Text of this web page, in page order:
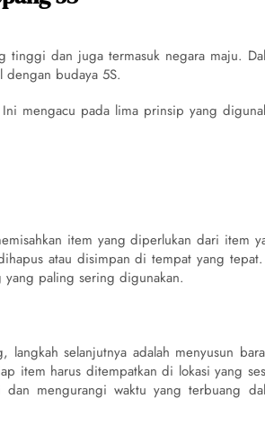
tinggi dan juga termasuk negara maju.
budaya 5S.
mengacu pada lima prinsip yang
item yang diperlukan dari item
atau disimpan di tempat yang
yang paling sering digunakan.
langkah selanjutnya adalah menyusun
item harus ditempatkan di lokasi yang
mengurangi waktu yang terbuang